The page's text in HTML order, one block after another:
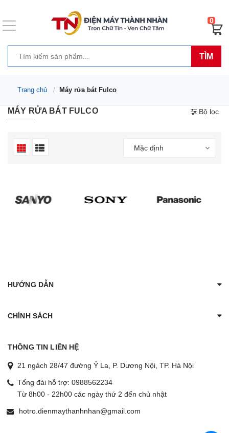
TÌM
0
Trang chủ Máy rửa bát Fulco
MÁY RỬA BÁT FULCO Bộ lọc
Mặc định
HƯỚNG DẪN
CHÍNH SÁCH
THÔNG TIN LIÊN HỆ
21 ngách 28/47 đường Ỷ La, P. Dương Nội, TP. Hà Nội
Tổng đài hỗ trợ: 0988562234
Từ 8h00 - 22h00 các ngày thứ 2 đến chủ nhật
hotro.dienmaythanhnhan@gmail.com